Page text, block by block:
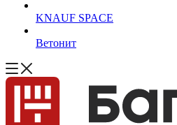
KNAUF SPACE
Ветонит